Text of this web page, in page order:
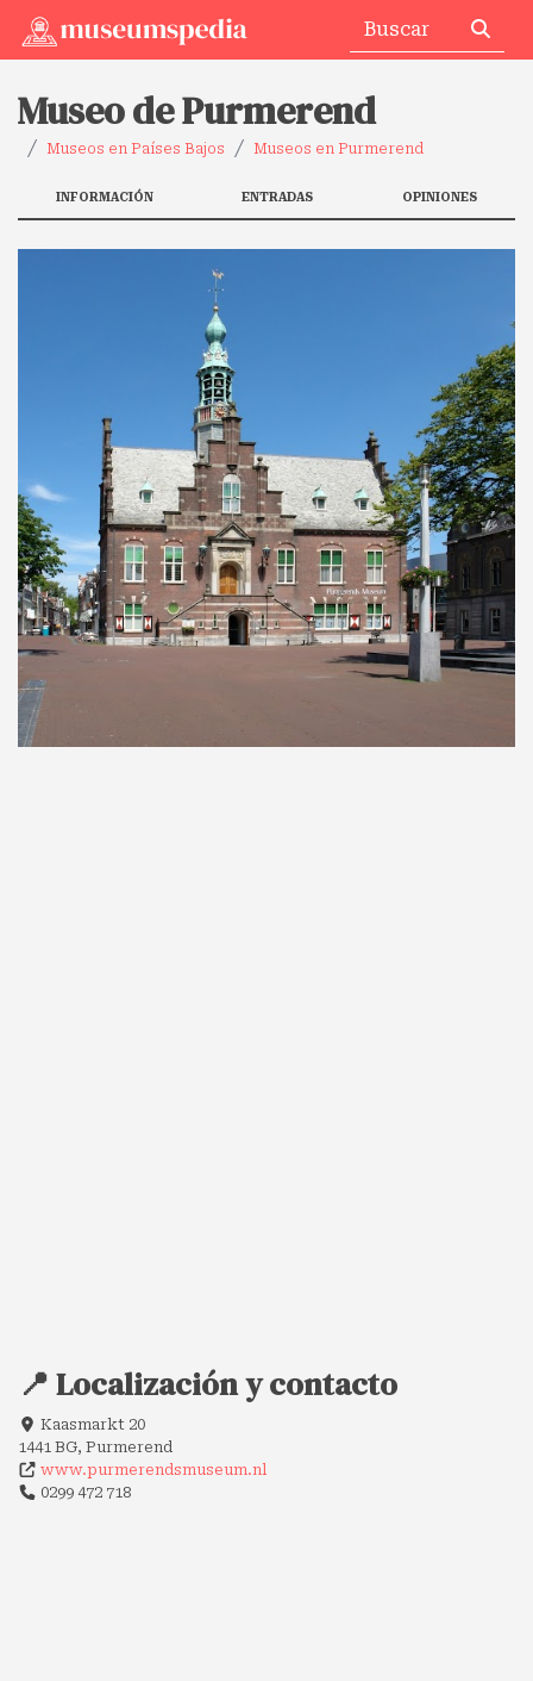
Museo de Purmerend
Museos en Países Bajos Museos en Purmerend
INFORMACIÓN ENTRADAS OPINIONES
📍 Localización y contacto
Kaasmarkt 20
1441 BG, Purmerend
www.purmerendsmuseum.nl
0299 472 718